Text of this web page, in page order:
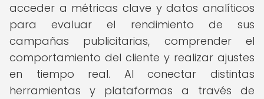
acceder a métricas clave y datos analíticos
para evaluar el rendimiento de sus
campañas publicitarias, comprender el
comportamiento del cliente y realizar ajustes
en tiempo real. Al conectar distintas
herramientas y plataformas a través de